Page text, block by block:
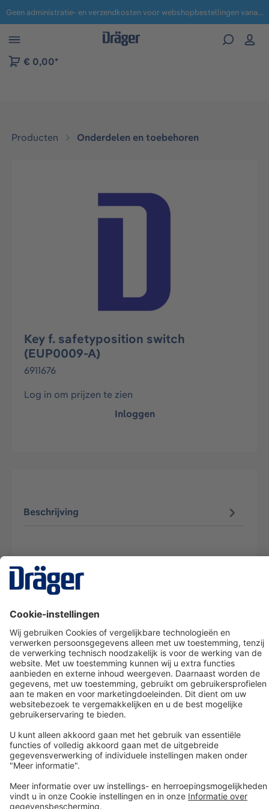
naar navigatie B2B-platform Geen administratie- en verzendkosten voor webshopbestellingen vanaf € 100,-.
€ 0,00*
Producten Onderdelen en toebehoren
Afbeeldingengalerij overslaan
Key f. safetyposition switch
(EUP0009-A)
6911676
Log in om prijzen te zien
Inloggen
Beschrijving
Dräger klantenservice
Over Dräger
Bestellen in onze webshop
Community